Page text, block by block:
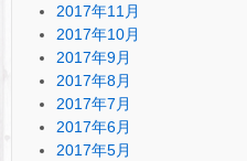
2017年11月
2017年10月
2017年9月
2017年8月
2017年7月
2017年6月
2017年5月